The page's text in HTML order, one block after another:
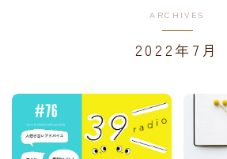
ARCHIVES
2022年7月